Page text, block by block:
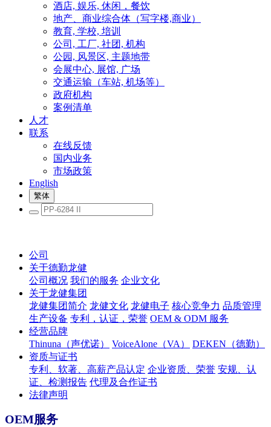
酒店, 娱乐, 休闲，餐饮
地产、商业综合体（写字楼,商业）
教育, 学校, 培训
公司, 工厂, 社团, 机构
公园, 风景区, 主题地带
会展中心, 展馆, 广场
交通运输（车站, 机场等）
政府机构
案例清单
人才
联系
在线反馈
国内业务
市场政策
English
繁体
公司
关于德勤龙健
公司概况 我们的服务 企业文化
关于龙健集团
龙健集团简介 龙健文化 龙健电子 核心竞争力 品质管理
生产设备 专利，认证，荣誉 OEM & ODM 服务
经营品牌
Thinuna（声优诺）
VoiceAlone（VA）
DEKEN（德勤）
资质与证书
专利、软著、高薪产品认定 企业资质、荣誉 安规、认
证、检测报告 代理及合作证书
法律声明
OEM服务